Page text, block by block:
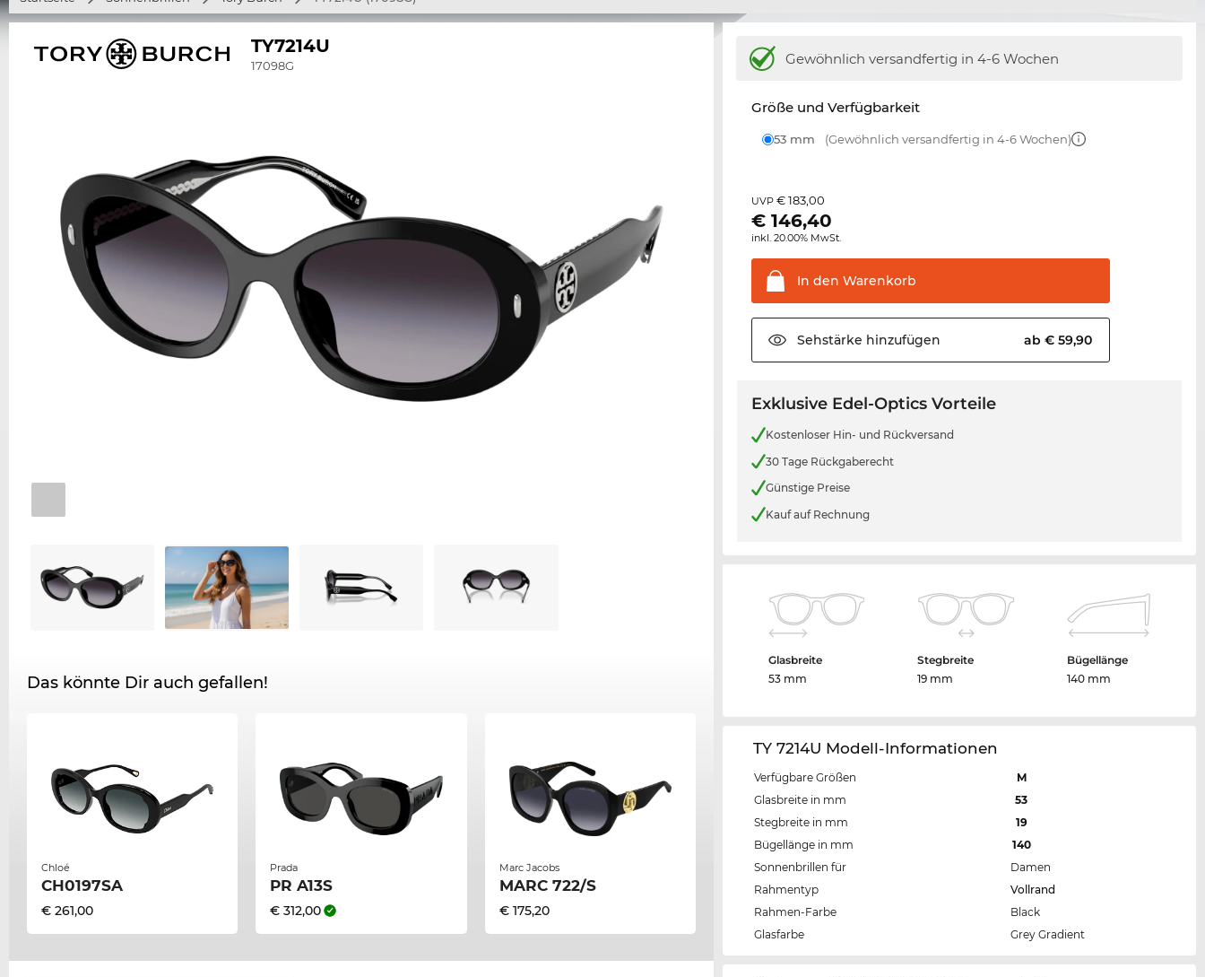
TY7214U
17098G
Das könnte Dir auch gefallen!
Chloé
CH0197SA
€ 261,00
Prada
PR A13S
€ 312,00
Marc Jacobs
MARC 722/S
€ 175,20
Gewöhnlich versandfertig in 4-6 Wochen
Größe und Verfügbarkeit
53 mm (Gewöhnlich versandfertig in 4-6 Wochen)
UVP€ 183,00
€146,40
inkl. 20.00% MwSt.
In den Warenkorb
Sehstärke hinzufügen ab € 59,90
Exklusive Edel-Optics Vorteile
Kostenloser Hin- und Rückversand
30 Tage Rückgaberecht
Günstige Preise
Kauf auf Rechnung
Glasbreite
53 mm
Stegbreite
19 mm
Bügellänge
140 mm
TY 7214U Modell-Informationen
Verfügbare Größen
M
Glasbreite in mm
53
Stegbreite in mm
19
Bügellänge in mm
140
Sonnenbrillen für
Damen
Rahmentyp
Vollrand
Rahmen-Farbe
Black
Glasfarbe
Grey Gradient